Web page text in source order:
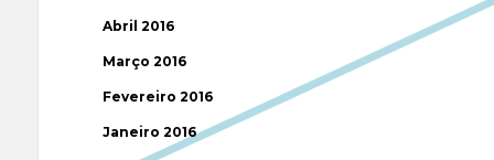
Abril 2016
Março 2016
Fevereiro 2016
Janeiro 2016